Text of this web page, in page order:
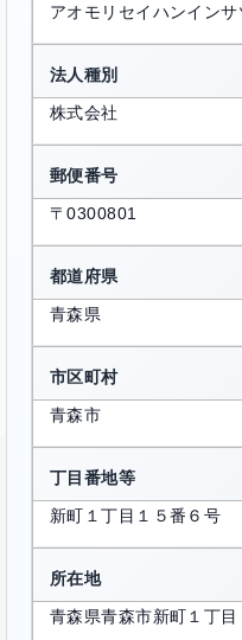
アオモリセイハンインサ
法人種別
株式会社
郵便番号
〒0300801
都道府県
青森県
市区町村
青森市
丁目番地等
新町１丁目１５番６号
所在地
青森県青森市新町１丁